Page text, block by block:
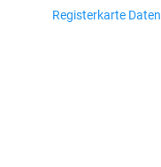
Registerkarte Daten